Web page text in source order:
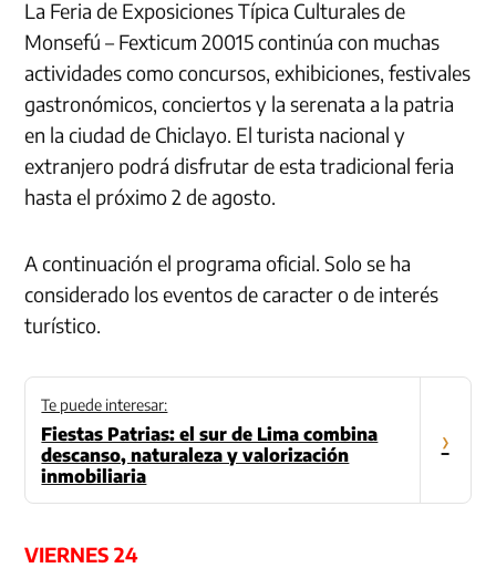
La Feria de Exposiciones Típica Culturales de
Monsefú – Fexticum 20015 continúa con muchas
actividades como concursos, exhibiciones, festivales
gastronómicos, conciertos y la serenata a la patria
en la ciudad de Chiclayo. El turista nacional y
extranjero podrá disfrutar de esta tradicional feria
hasta el próximo 2 de agosto.
A continuación el programa oficial. Solo se ha
considerado los eventos de caracter o de interés
turístico.
Te puede interesar:
Fiestas Patrias: el sur de Lima combina
descanso, naturaleza y valorización
inmobiliaria
›
VIERNES 24